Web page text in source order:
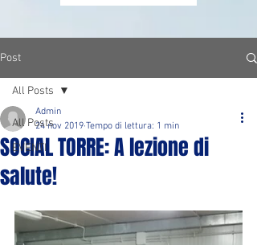
Post
All Posts
EVENTI
All Posts
SOCIAL TORRE: A lezione di
salute!
Admin
24 nov 2019 Tempo di lettura: 1 min